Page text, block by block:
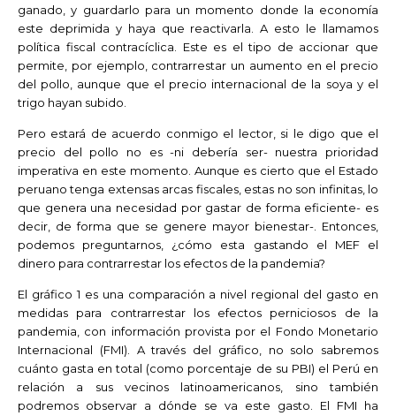
ganado, y guardarlo para un momento donde la economía
este deprimida y haya que reactivarla. A esto le llamamos
política fiscal contracíclica. Este es el tipo de accionar que
permite, por ejemplo, contrarrestar un aumento en el precio
del pollo, aunque que el precio internacional de la soya y el
trigo hayan subido.
Pero estará de acuerdo conmigo el lector, si le digo que el
precio del pollo no es -ni debería ser- nuestra prioridad
imperativa en este momento. Aunque es cierto que el Estado
peruano tenga extensas arcas fiscales, estas no son infinitas, lo
que genera una necesidad por gastar de forma eficiente- es
decir, de forma que se genere mayor bienestar-. Entonces,
podemos preguntarnos, ¿cómo esta gastando el MEF el
dinero para contrarrestar los efectos de la pandemia?
El gráfico 1 es una comparación a nivel regional del gasto en
medidas para contrarrestar los efectos perniciosos de la
pandemia, con información provista por el Fondo Monetario
Internacional (FMI). A través del gráfico, no solo sabremos
cuánto gasta en total (como porcentaje de su PBI) el Perú en
relación a sus vecinos latinoamericanos, sino también
podremos observar a dónde se va este gasto. El FMI ha